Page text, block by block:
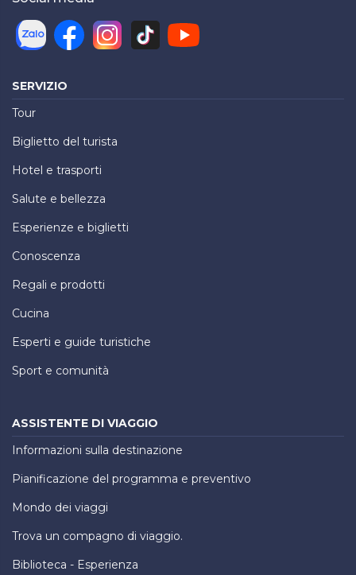
SERVIZIO
Tour
Biglietto del turista
Hotel e trasporti
Salute e bellezza
Esperienze e biglietti
Conoscenza
Regali e prodotti
Cucina
Esperti e guide turistiche
Sport e comunità
ASSISTENTE DI VIAGGIO
Informazioni sulla destinazione
Pianificazione del programma e preventivo
Mondo dei viaggi
Trova un compagno di viaggio.
Biblioteca - Esperienza